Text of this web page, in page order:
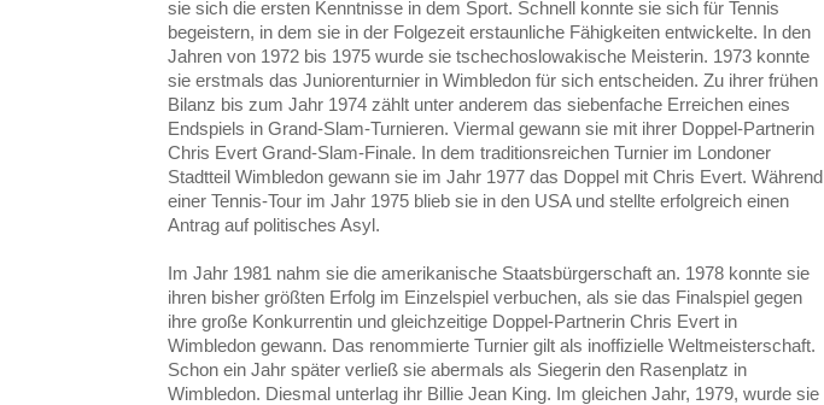
sie sich die ersten Kenntnisse in dem Sport. Schnell konnte sie sich für Tennis
begeistern, in dem sie in der Folgezeit erstaunliche Fähigkeiten entwickelte. In den
Jahren von 1972 bis 1975 wurde sie tschechoslowakische Meisterin. 1973 konnte
sie erstmals das Juniorenturnier in Wimbledon für sich entscheiden. Zu ihrer frühen
Bilanz bis zum Jahr 1974 zählt unter anderem das siebenfache Erreichen eines
Endspiels in Grand-Slam-Turnieren. Viermal gewann sie mit ihrer Doppel-Partnerin
Chris Evert Grand-Slam-Finale. In dem traditionsreichen Turnier im Londoner
Stadtteil Wimbledon gewann sie im Jahr 1977 das Doppel mit Chris Evert. Während
einer Tennis-Tour im Jahr 1975 blieb sie in den USA und stellte erfolgreich einen
Antrag auf politisches Asyl.
Im Jahr 1981 nahm sie die amerikanische Staatsbürgerschaft an. 1978 konnte sie
ihren bisher größten Erfolg im Einzelspiel verbuchen, als sie das Finalspiel gegen
ihre große Konkurrentin und gleichzeitige Doppel-Partnerin Chris Evert in
Wimbledon gewann. Das renommierte Turnier gilt als inoffizielle Weltmeisterschaft.
Schon ein Jahr später verließ sie abermals als Siegerin den Rasenplatz in
Wimbledon. Diesmal unterlag ihr Billie Jean King. Im gleichen Jahr, 1979, wurde sie